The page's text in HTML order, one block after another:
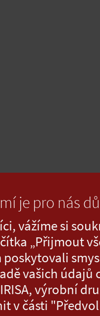
je pro nás
vážíme si
„Přijmout
poskytovali
vašich údajů
výrobní
v části